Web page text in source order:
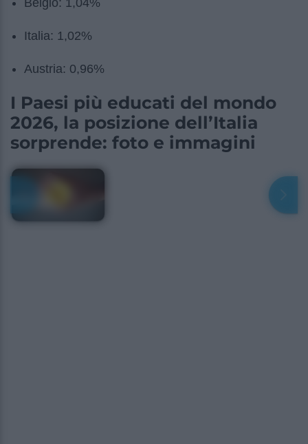
Belgio: 1,04%
Italia: 1,02%
Austria: 0,96%
I Paesi più educati del mondo
2026, la posizione dell’Italia
sorprende: foto e immagini